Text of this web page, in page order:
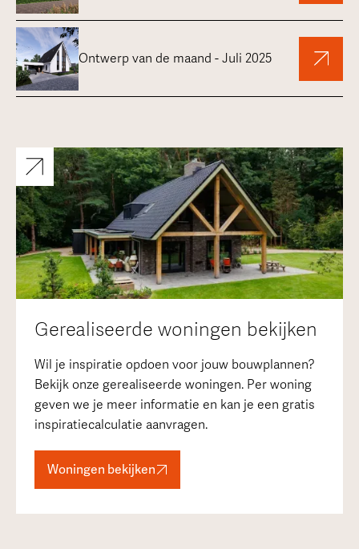
Ontwerp van de maand - Juli 2025
Gerealiseerde woningen bekijken
Wil je inspiratie opdoen voor jouw bouwplannen?
Bekijk onze gerealiseerde woningen. Per woning
geven we je meer informatie en kan je een gratis
inspiratiecalculatie aanvragen.
Woningen bekijken